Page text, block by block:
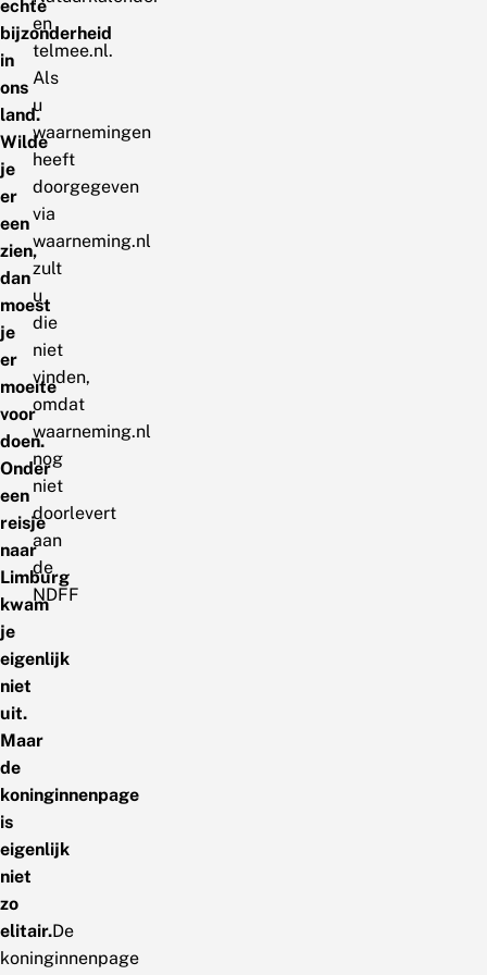
echte
bijzonderheid
in
ons
land.
Wilde
je
er
een
zien,
dan
moest
je
er
moeite
voor
doen.
Onder
een
reisje
naar
Limburg
kwam
je
eigenlijk
niet
uit.
Maar
de
koninginnenpage
is
eigenlijk
niet
zo
elitair.De
koninginnenpage
en
telmee.nl.
Als
u
waarnemingen
heeft
doorgegeven
via
waarneming.nl
zult
u
die
niet
vinden,
omdat
waarneming.nl
nog
niet
doorlevert
aan
de
NDFF